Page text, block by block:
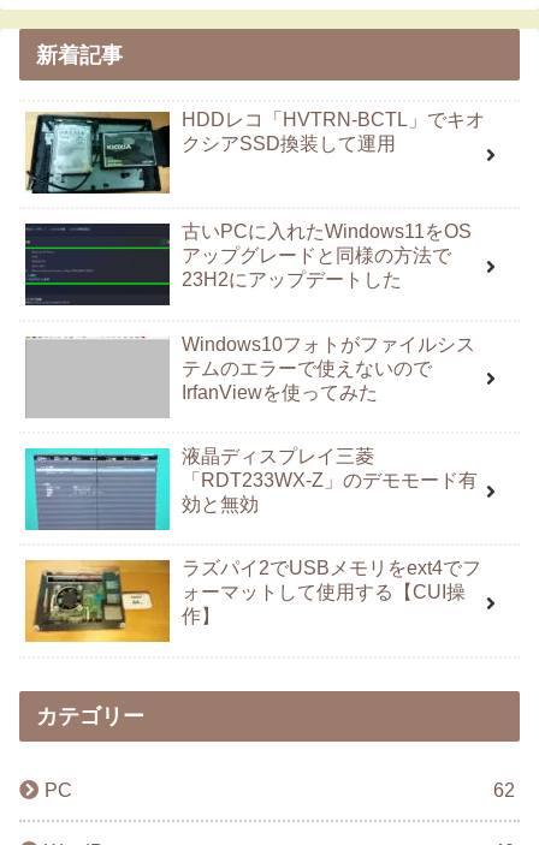
新着記事
HDDレコ「HVTRN-BCTL」でキオ
クシアSSD換装して運用
古いPCに入れたWindows11をOS
アップグレードと同様の方法で
23H2にアップデートした
Windows10フォトがファイルシス
テムのエラーで使えないので
IrfanViewを使ってみた
液晶ディスプレイ三菱
「RDT233WX-Z」のデモモード有
効と無効
ラズパイ2でUSBメモリをext4でフ
ォーマットして使用する【CUI操
作】
カテゴリー
PC 62